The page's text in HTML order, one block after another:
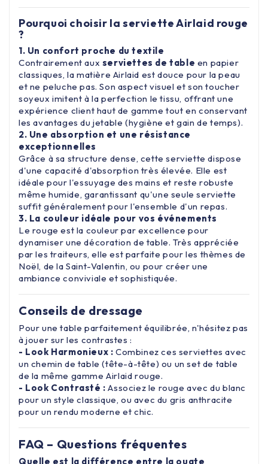
Pourquoi choisir la serviette Airlaid rouge
?
1. Un confort proche du textile
Contrairement aux serviettes de table en papier
classiques, la matière Airlaid est douce pour la peau
et ne peluche pas. Son aspect visuel et son toucher
soyeux imitent à la perfection le tissu, offrant une
expérience client haut de gamme tout en conservant
les avantages du jetable (hygiène et gain de temps).
2. Une absorption et une résistance
exceptionnelles
Grâce à sa structure dense, cette serviette dispose
d'une capacité d'absorption très élevée. Elle est
idéale pour l'essuyage des mains et reste robuste
même humide, garantissant qu'une seule serviette
suffit généralement pour l'ensemble d'un repas.
3. La couleur idéale pour vos événements
Le rouge est la couleur par excellence pour
dynamiser une décoration de table. Très appréciée
par les traiteurs, elle est parfaite pour les thèmes de
Noël, de la Saint-Valentin, ou pour créer une
ambiance conviviale et sophistiquée.
Conseils de dressage
Pour une table parfaitement équilibrée, n'hésitez pas
à jouer sur les contrastes :
- Look Harmonieux : Combinez ces serviettes avec
un chemin de table (tête-à-tête) ou un set de table
de la même gamme Airlaid rouge.
- Look Contrasté : Associez le rouge avec du blanc
pour un style classique, ou avec du gris anthracite
pour un rendu moderne et chic.
FAQ – Questions fréquentes
Quelle est la différence entre la ouate